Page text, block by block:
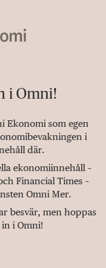
i Omni!
Ekonomi som egen
i
där.
ekonomiinnehåll –
Financial Times –
Omni Mer.
besvär, men hoppas
i Omni!